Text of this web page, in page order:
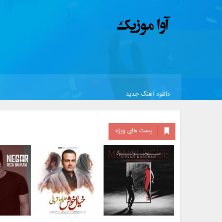
دانلود آهنگ جدید
پست های ویژه